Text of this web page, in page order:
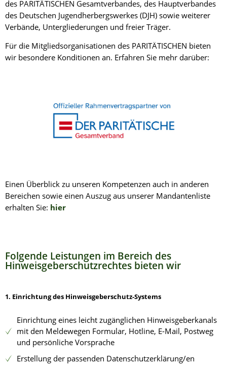
des PARITÄTISCHEN Gesamtverbandes, des Hauptverbandes
des Deutschen Jugendherbergswerkes (DJH) sowie weiterer
Verbände, Untergliederungen und freier Träger.
Für die Mitgliedsorganisationen des PARITÄTISCHEN bieten
wir besondere Konditionen an. Erfahren Sie mehr darüber:
Einen Überblick zu unseren Kompetenzen auch in anderen
Bereichen sowie einen Auszug aus unserer Mandantenliste
erhalten Sie: hier
Folgende Leistungen im Bereich des
Hinweisgeberschutzrechtes bieten wir
1. Einrichtung des Hinweisgeberschutz-Systems
Einrichtung eines leicht zugänglichen Hinweisgeberkanals
mit den Meldewegen Formular, Hotline, E-Mail, Postweg
und persönliche Vorsprache
Erstellung der passenden Datenschutzerklärung/en